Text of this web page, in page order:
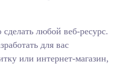
любой веб-ресурс.
для вас
или интернет-магазин,